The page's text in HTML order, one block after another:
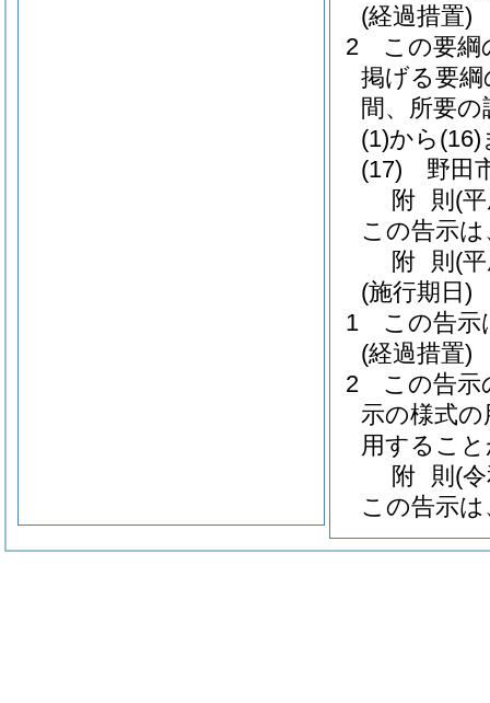
(経過措置)
2
この要綱
掲げる要
間、所要
(1)から(16)
(17)
野田
附 則 (
この告示
附 則 (
(施行期日)
1
この告示
(経過措置)
2
この告示
示の様式
用するこ
附 則 (
この告示